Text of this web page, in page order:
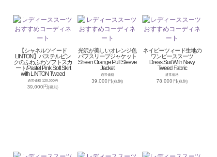
【シャネルツイード
LINTON】パステルピン
クのふわふわソフトスカ
ート/Pastel Pink Soft Skirt
with LINTON Tweed
通常価格 120,000円
39,000円(税別)
光沢が美しいオレンジ色
パフスリーブジャケット
Sheen Orange Puff Sleeve
Jacket
通常価格
39,000円(税別)
ネイビーツィード生地の
ワンピーススーツ
Dress Suit With Navy
Tweed Fabric
通常価格
78,000円(税別)